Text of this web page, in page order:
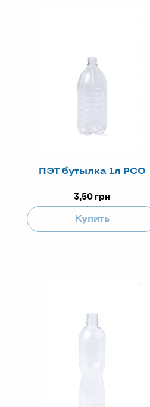
ПЭТ бутылка 1л РСО
3,50 грн
Купить